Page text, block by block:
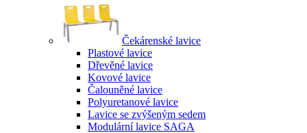
Čekárenské lavice
Plastové lavice
Dřevěné lavice
Kovové lavice
Čalouněné lavice
Polyuretanové lavice
Lavice se zvýšeným sedem
Modulární lavice SAGA